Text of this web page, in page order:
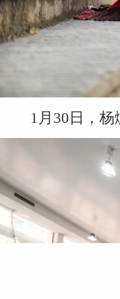
1月30日，杨焮